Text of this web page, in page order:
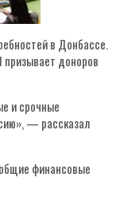
в Донбассе.
доноров
и срочные
— рассказал
финансовые